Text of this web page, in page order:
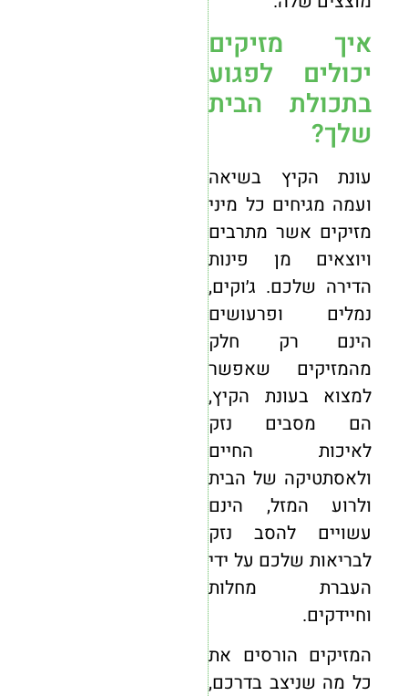
איך מזיקים
יכולים לפגוע
בתכולת הבית
שלך?
עונת הקיץ בשיאה
ועמה מגיחים כל מיני
מזיקים אשר מתרבים
ויוצאים מן פינות
הדירה שלכם. ג׳וקים,
נמלים ופרעושים
הינם רק חלק
מהמזיקים שאפשר
למצוא בעונת הקיץ,
הם מסבים נזק
לאיכות החיים
ולאסתטיקה של הבית
ולרוע המזל, הינם
עשויים להסב נזק
לבריאות שלכם על ידי
העברת מחלות
וחיידקים.
המזיקים הורסים את
כל מה שניצב בדרכם,